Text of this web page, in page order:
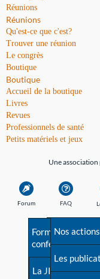
Réunions
Réunions
Qu'est-ce que c'est?
Trouver une réunion
Le congrès
Boutique
Boutique
Accueil de la boutique
Livres
Revues
Professionnels de santé
Petits matériels et jeux
Une
Forum FAQ
Avant la
Les débuts
Formations et
conférences
La JIA
Nos actions
Les